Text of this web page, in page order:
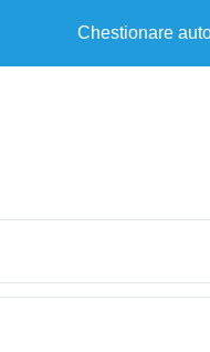
Chestionare